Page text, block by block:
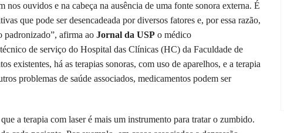
nos ouvidos e na cabeça na ausência de uma fonte sonora externa. É
que pode ser desencadeada por diversos fatores e, por essa razão,
padronizado”, afirma ao Jornal da USP o médico
de serviço do Hospital das Clínicas (HC) da Faculdade de
existentes, há as terapias sonoras, com uso de aparelhos, e a terapia
problemas de saúde associados, medicamentos podem ser
a terapia com laser é mais um instrumento para tratar o zumbido.